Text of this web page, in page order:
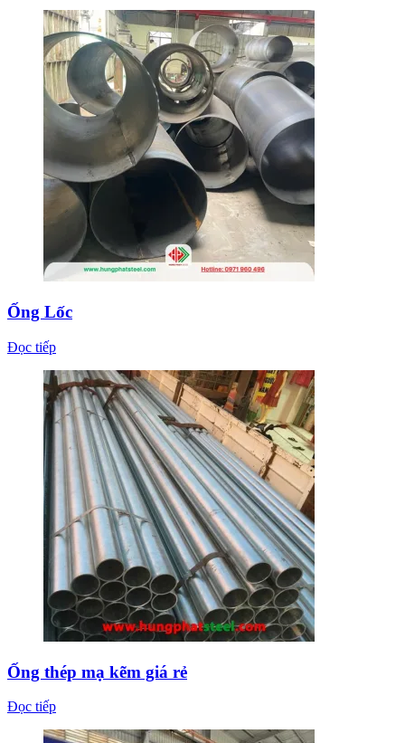
Ống Lốc
Đọc tiếp
Ống thép mạ kẽm giá rẻ
Đọc tiếp